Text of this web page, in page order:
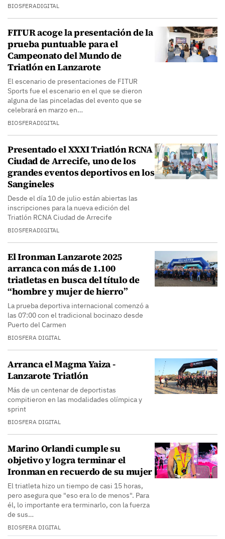
BIOSFERADIGITAL
FITUR acoge la presentación de la
prueba puntuable para el
Campeonato del Mundo de
Triatlón en Lanzarote
El escenario de presentaciones de FITUR
Sports fue el escenario en el que se dieron
alguna de las pinceladas del evento que se
celebrará en marzo en…
BIOSFERADIGITAL
Presentado el XXXI Triatlón RCNA
Ciudad de Arrecife, uno de los
grandes eventos deportivos en los
Sangineles
Desde el día 10 de julio están abiertas las
inscripciones para la nueva edición del
Triatlón RCNA Ciudad de Arrecife
BIOSFERADIGITAL
El Ironman Lanzarote 2025
arranca con más de 1.100
triatletas en busca del título de
“hombre y mujer de hierro”
La prueba deportiva internacional comenzó a
las 07:00 con el tradicional bocinazo desde
Puerto del Carmen
BIOSFERA DIGITAL
Arranca el Magma Yaiza -
Lanzarote Triatlón
Más de un centenar de deportistas
compitieron en las modalidades olímpica y
sprint
BIOSFERA DIGITAL
Marino Orlandi cumple su
objetivo y logra terminar el
Ironman en recuerdo de su mujer
El triatleta hizo un tiempo de casi 15 horas,
pero asegura que "eso era lo de menos". Para
él, lo importante era terminarlo, con la fuerza
de sus…
BIOSFERA DIGITAL